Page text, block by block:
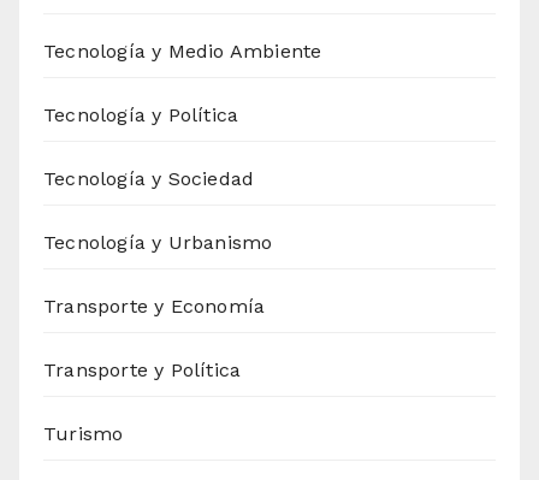
Tecnología y Medio Ambiente
Tecnología y Política
Tecnología y Sociedad
Tecnología y Urbanismo
Transporte y Economía
Transporte y Política
Turismo